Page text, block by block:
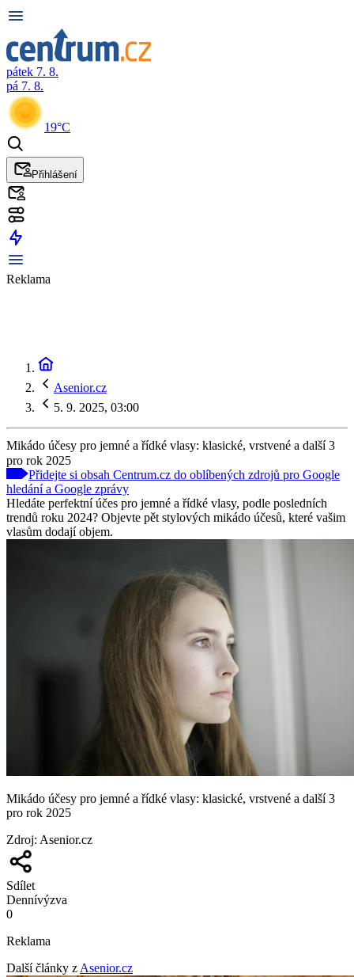
pátek 7. 8.
pá 7. 8.
19°C
Přihlášení
Reklama
Asenior.cz
5. 9. 2025, 03:00
Mikádo účesy pro jemné a řídké vlasy: klasické, vrstvené a další 3
pro rok 2025
Přidejte si obsah Centrum.cz do oblíbených zdrojů pro Google
hledání a Google zprávy
Hledáte perfektní účes pro jemné a řídké vlasy, podle posledních
trendů roku 2024? Objevte pět stylových mikádo účesů, které vašim
vlasům dodají objem.
Mikádo účesy pro jemné a řídké vlasy: klasické, vrstvené a další 3
pro rok 2025
Zdroj: Asenior.cz
Sdílet
Dennívýzva
0
Reklama
Další články z Asenior.cz